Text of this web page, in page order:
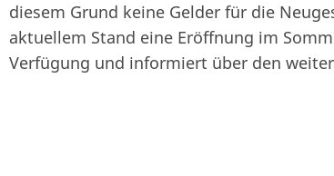
diesem Grund keine Gelder für die
aktuellem Stand eine Eröffnung im
Verfügung und informiert über den